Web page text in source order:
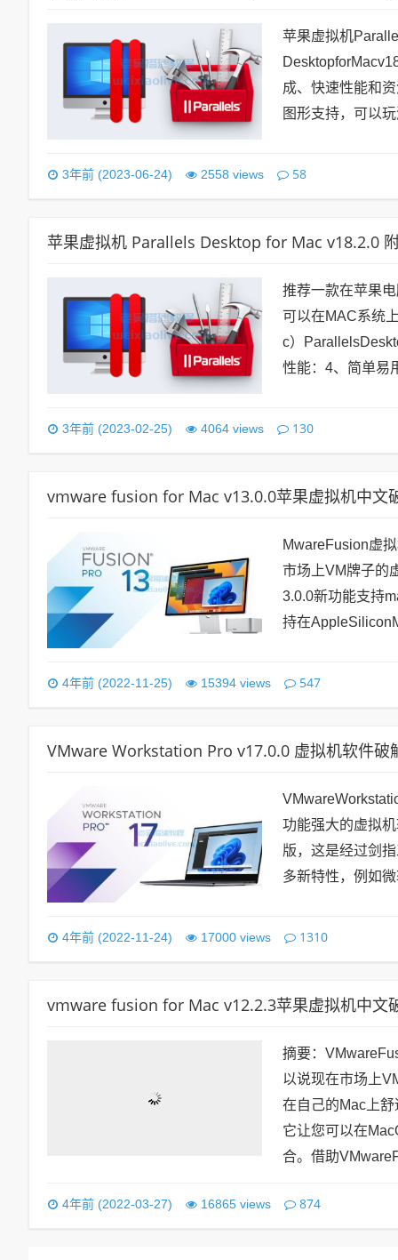
苹果虚拟机
成、快速性能和
图形支持，可以
3年前 (2023-06-24) 2558 views 58
苹果虚拟机 Parallels Desktop for Mac v18.2.0
推荐一款在苹果
可以在MAC系统
c）
性能：4、简单易
3年前 (2023-02-25) 4064 views 130
vmware fusion for Mac v13.0.0苹果虚拟机中文
MwareFusion虚
市场上VM牌子的
3.0.0新功能支持
持在
4年前 (2022-11-25) 15394 views 547
VMware Workstation Pro v17.0.0 虚拟机软件破
功能强大的虚拟
版，这是经过剑
多新特性，例如
4年前 (2022-11-24) 17000 views 1310
vmware fusion for Mac v12.2.3苹果虚拟机中文
摘要：
以说现在市场上
在自己的Mac上
它让您可以在
合。借助
4年前 (2022-03-27) 16865 views 874